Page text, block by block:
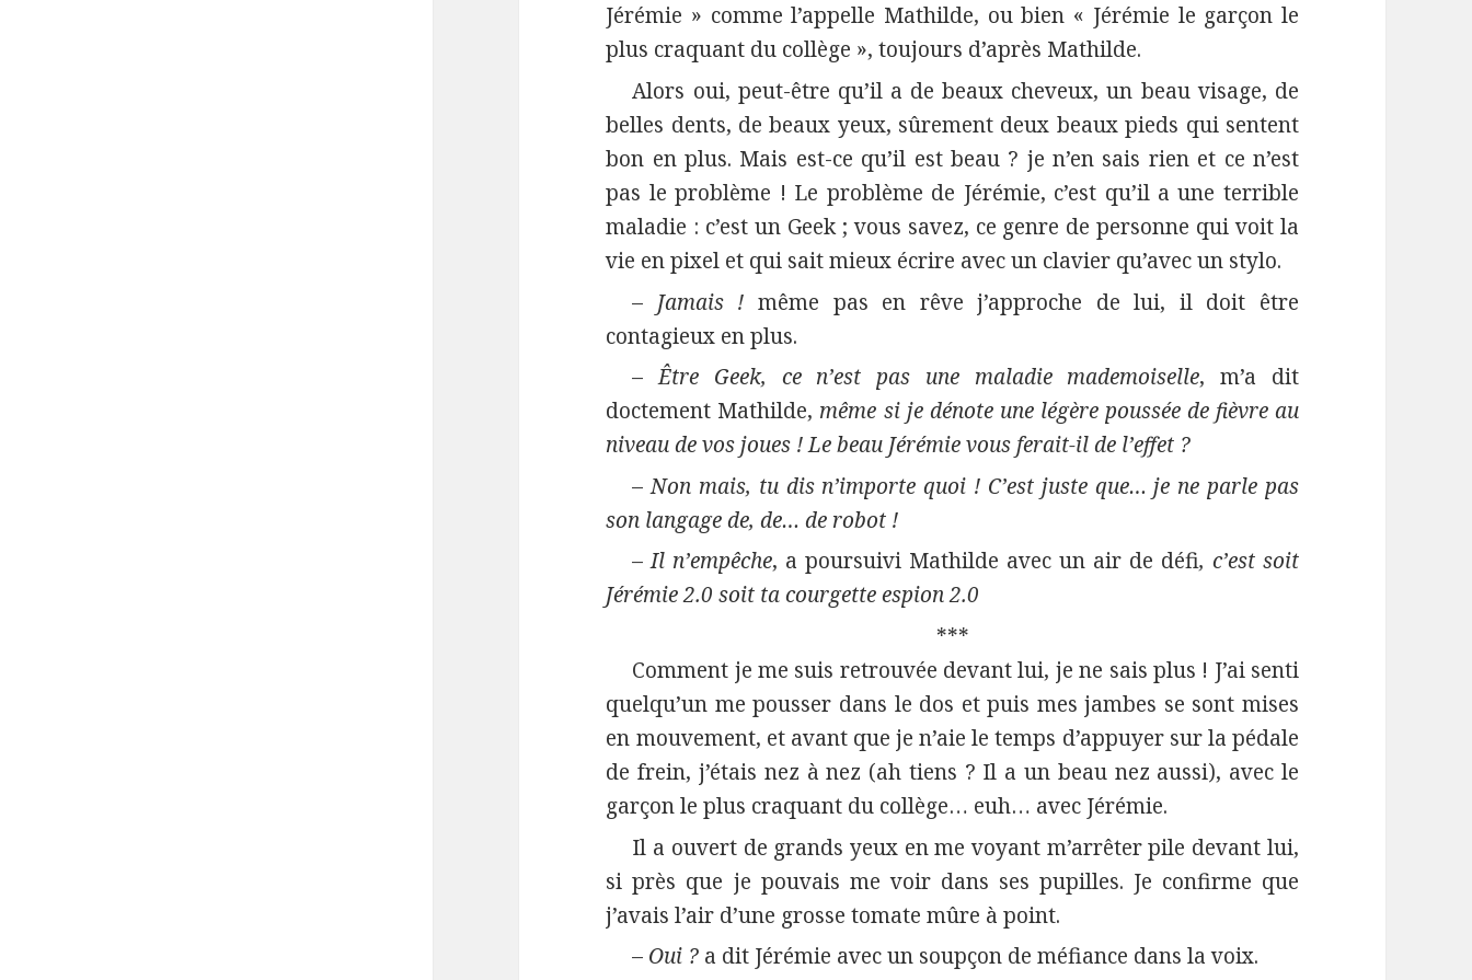
Jérémie » comme l’appelle Mathilde, ou bien « Jérémie le garçon le
plus craquant du collège », toujours d’après Mathilde.
Alors oui, peut-être qu’il a de beaux cheveux, un beau visage, de
belles dents, de beaux yeux, sûrement deux beaux pieds qui sentent
bon en plus. Mais est-ce qu’il est beau ? je n’en sais rien et ce n’est
pas le problème ! Le problème de Jérémie, c’est qu’il a une terrible
maladie : c’est un Geek ; vous savez, ce genre de personne qui voit la
vie en pixel et qui sait mieux écrire avec un clavier qu’avec un stylo.
– Jamais !même pas en rêve j’approche de lui, il doit être
contagieux en plus.
–Être Geek, ce n’est pas une maladie mademoiselle, m’a dit
doctement Mathilde, même si je dénote une légère poussée de fièvre au
niveau de vos joues ! Le beau Jérémie vous ferait-il de l’effet ?
–Non mais, tu dis n’importe quoi ! C’est juste que… je ne parle pas
son langage de, de… de robot !
–Il n’empêche, a poursuivi Mathilde avec un air de défi, c’est soit
Jérémie 2.0 soit ta courgette espion 2.0
***
Comment je me suis retrouvée devant lui, je ne sais plus ! J’ai senti
quelqu’un me pousser dans le dos et puis mes jambes se sont mises
en mouvement, et avant que je n’aie le temps d’appuyer sur la pédale
de frein, j’étais nez à nez (ah tiens ? Il a un beau nez aussi), avec le
garçon le plus craquant du collège… euh… avec Jérémie.
Il a ouvert de grands yeux en me voyant m’arrêter pile devant lui,
si près que je pouvais me voir dans ses pupilles. Je confirme que
j’avais l’air d’une grosse tomate mûre à point.
– Oui ? a dit Jérémie avec un soupçon de méfiance dans la voix.